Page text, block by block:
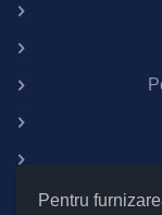
Pentru